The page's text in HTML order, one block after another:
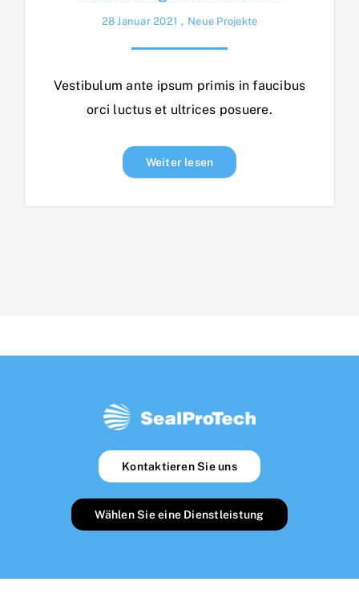
28 Januar 2021 , Neue Projekte
Vestibulum ante ipsum primis in faucibus
orci luctus et ultrices posuere.
Weiter lesen
Kontaktieren Sie uns
Wählen Sie eine Dienstleistung